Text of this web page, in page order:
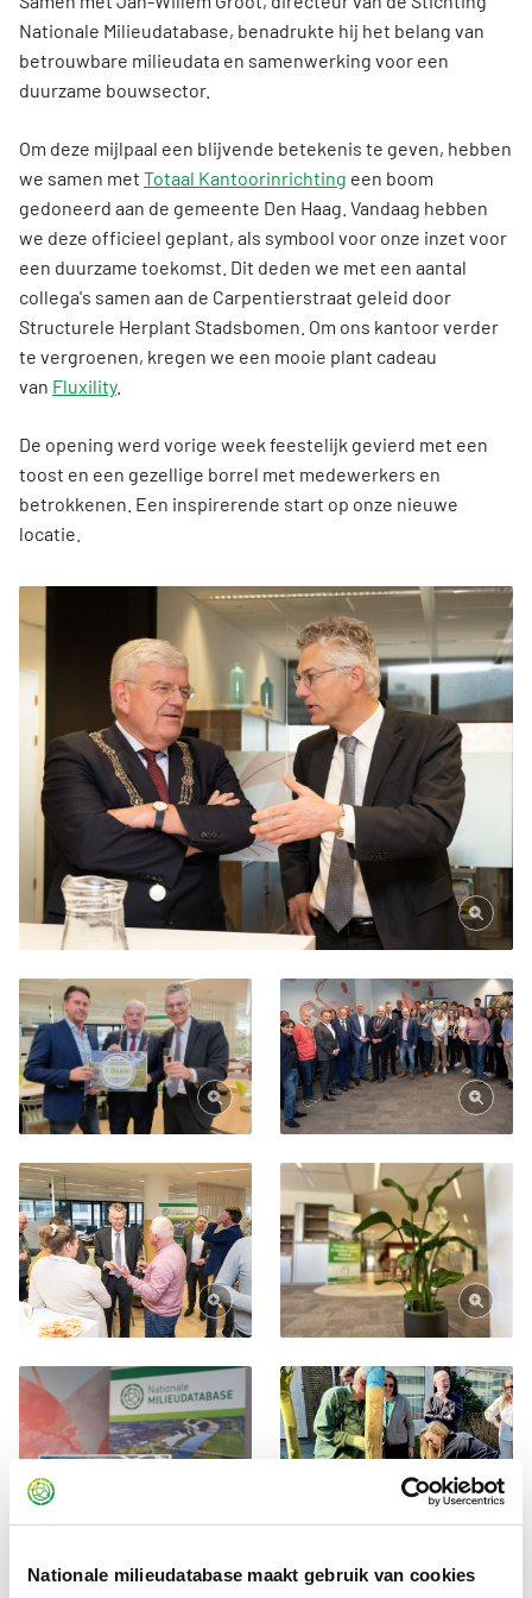
Nationale milieudatabase maakt gebruik van cookies
Nationale Milieudatabase, benadrukte hij het belang van
betrouwbare milieudata en samenwerking voor een
duurzame bouwsector.
Om deze mijlpaal een blijvende betekenis te geven, hebben
we samen met Totaal Kantoorinrichting een boom
gedoneerd aan de gemeente Den Haag. Vandaag hebben
we deze officieel geplant, als symbool voor onze inzet voor
een duurzame toekomst. Dit deden we met een aantal
collega's samen aan de Carpentierstraat geleid door
Structurele Herplant Stadsbomen. Om ons kantoor verder
te vergroenen, kregen we een mooie plant cadeau
van Fluxility.
De opening werd vorige week feestelijk gevierd met een
toost en een gezellige borrel met medewerkers en
betrokkenen. Een inspirerende start op onze nieuwe
locatie.